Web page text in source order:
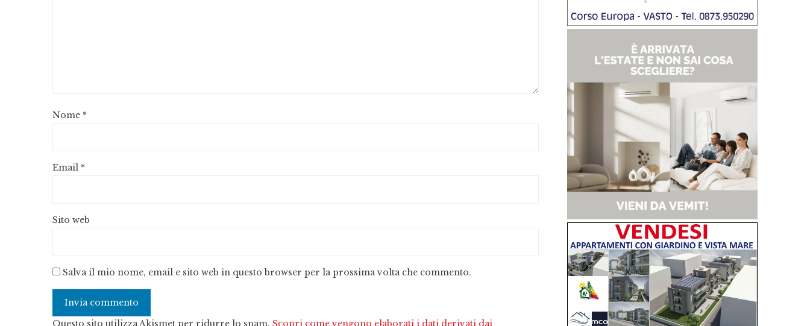
Nome *
Email *
Sito web
Salva il mio nome, email e sito web in questo browser per la prossima volta che commento.
Questo sito utilizza Akismet per ridurre lo spam. Scopri come vengono elaborati i dati derivati dai